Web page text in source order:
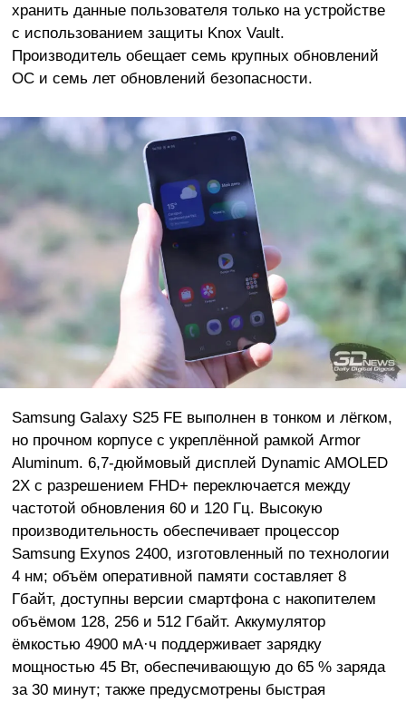
хранить данные пользователя только на устройстве
с использованием защиты Knox Vault.
Производитель обещает семь крупных обновлений
ОС и семь лет обновлений безопасности.
Samsung Galaxy S25 FE выполнен в тонком и лёгком,
но прочном корпусе с укреплённой рамкой Armor
Aluminum. 6,7-дюймовый дисплей Dynamic AMOLED
2X с разрешением FHD+ переключается между
частотой обновления 60 и 120 Гц. Высокую
производительность обеспечивает процессор
Samsung Exynos 2400, изготовленный по технологии
4 нм; объём оперативной памяти составляет 8
Гбайт, доступны версии смартфона с накопителем
объёмом 128, 256 и 512 Гбайт. Аккумулятор
ёмкостью 4900 мА·ч поддерживает зарядку
мощностью 45 Вт, обеспечивающую до 65 % заряда
за 30 минут; также предусмотрены быстрая